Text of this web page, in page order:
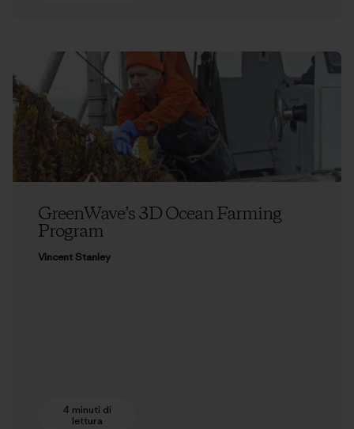
GreenWave’s 3D Ocean Farming
Program
Vincent Stanley
4 minuti di
lettura